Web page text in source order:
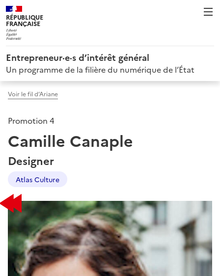
RÉPUBLIQUE
FRANÇAISE
Entrepreneur·e·s d’intérêt général
Un programme de la filière du numérique de l’État
Voir le fil d’Ariane
Promotion 4
Camille Canaple
Designer
Atlas Culture